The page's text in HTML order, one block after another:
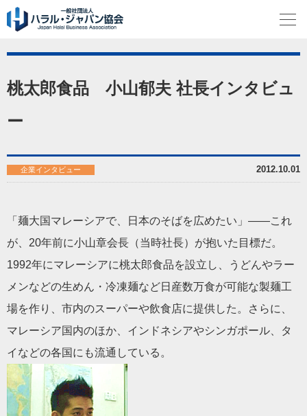
桃太郎食品 小山郁夫 社長インタビュ
ー
2012.10.01
企業インタビュー
「麺大国マレーシアで、日本のそばを広めたい」――これ
が、20年前に小山章会長（当時社長）が抱いた目標だ。
1992年にマレーシアに桃太郎食品を設立し、うどんやラー
メンなどの生めん・冷凍麺など日産数万食が可能な製麺工
場を作り、市内のスーパーや飲食店に提供した。さらに、
マレーシア国内のほか、インドネシアやシンガポール、タ
イなどの各国にも流通している。